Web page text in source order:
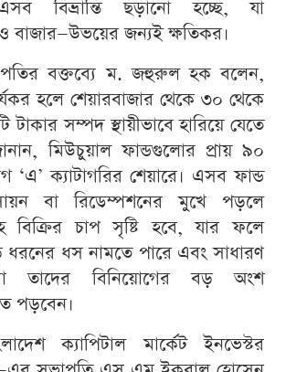
বিভ্রান্তি ছড়ানো হচ্ছে, যা
বাজার—উভয়ের জন্যই ক্ষতিকর।
বক্তব্যে ম. জহুরুল হক বলেন,
হলে শেয়ারবাজার থেকে ৩০ থেকে
সম্পদ স্থায়ীভাবে হারিয়ে যেতে
মিউচুয়াল ফান্ডগুলোর প্রায় ৯০
‘এ’ ক্যাটাগরির শেয়ারে। এসব ফান্ড
বা রিডেম্পশনের মুখে পড়লে
বিক্রির চাপ সৃষ্টি হবে, যার ফলে
ধরনের ধস নামতে পারে এবং সাধারণ
তাদের বিনিয়োগের বড় অংশ
পড়বেন।
ক্যাপিটাল মার্কেট ইনভেস্টর